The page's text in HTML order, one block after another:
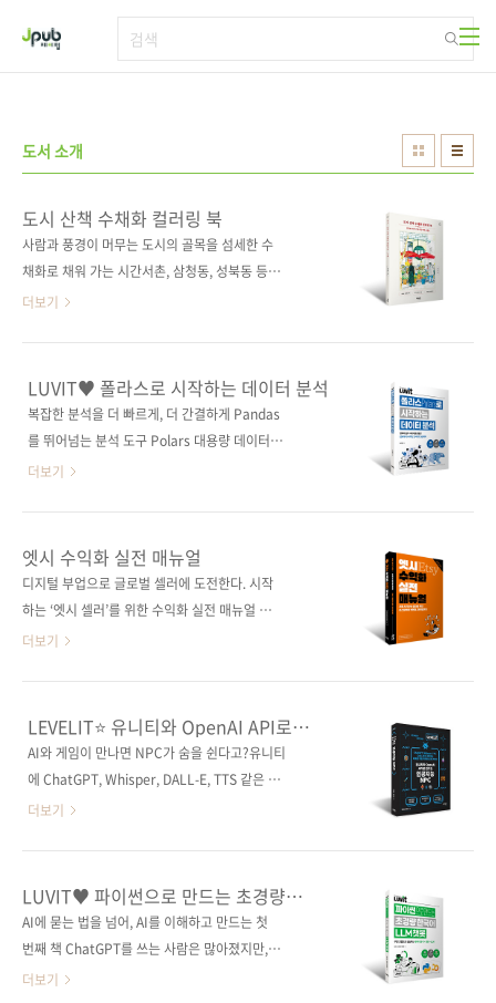
도서 소개
도시 산책 수채화 컬러링 북
사람과 풍경이 머무는 도시의 골목을 섬세한 수
채화로 채워 가는 시간서촌, 삼청동, 성북동 등
서울의 거리에서 마주한 장면을 수채화로 담았
따뜻한 시선이 스며 있습니다. 고즈넉한 한옥과
나란히 늘어선 화분들, 활기차게 피어난 꽃들이
반기는 길, 저마다의 사연을 간직한 인물들의 온
곳곳의 작은 이야기들이 자연스레 펼쳐집니다.
골목을 산책하듯 여러분만의 속도로 천천히 색
[교보문고] [도서11번가] [알라딘] [예스이십사]
[쿠팡] 출판사 제이펍도서명 도시 산책 수채화
컬러링 북부제 인물과 풍경이 어우러진 어반 스
케..
더보기
LUVIT♥ 폴라스로 시작하는 데이터 분석
복잡한 분석을 더 빠르게, 더 간결하게 Pandas
를 뛰어넘는 분석 도구 Polars 대용량 데이터에
서 팬더스(Pandas)의 성능과 표현력의 한계를
라스(Polars)를 중심으로 어떻게 더 빠르고 간
결한 분석이 가능한지를 실제 사례를 통해 안내
한다. 한국 박스오피스 데이터를 활용한 영화 흥
BTS, 테일러 스위프트 등 글로벌 음악 데이터 분
석 및 트렌드 파악까지 현실적인 분석 시나리오
도록 구성했다. 팬더스와의 비교를 통해 실행 속
도와 메모리 효율, 코드 표현력의 변화를 살펴보
고, 지연 평가와 병렬처리, 타입 안정성 ..
더보기
엣시 수익화 실전 매뉴얼
디지털 부업으로 글로벌 셀러에 도전한다. 시작
하는 ‘엣시 셀러’를 위한 수익화 실전 매뉴얼 북
미국 브루클린에 문을 연 글로벌 수공예 마켓 플
지난 지금, 엣시는 그림과 디자인 소스, 템플릿
등 디지털 파일 거래까지 아우르며 전 세계 최대
규모의 디지털 판매 플랫폼으로 자리 잡았다. 이
글로벌 셀러로 첫걸음을 내디딜 수 있도록 돕는
실전형 매뉴얼이다. ‘글로벌 시장에서 어떤 상품
일 상품에 적합한 아이디어 정리부터 실제 등록
화면을 기준으로 한 단계별 설명, 초보자가 가장
많이 막히는 가격 설정과 수수료 구조, 노..
더보기
LEVELIT⭐ 유니티와 OpenAI API로
만드는 인공지능 NPC
AI와 게임이 만나면 NPC가 숨을 쉰다고?유니티
에 ChatGPT, Whisper, DALL-E, TTS 같은 최
신 생성형 AI를 자연스럽게 얹어, 말을 걸면 반응
고, 목소리가 붙고, 이미지도 바로 만들어지는 과
정을 차근차근 따라갈 수 있게 꾸몄다. 유니티와
C# 기본만 알고 있어도 충분히 따라갈 수 있어
는 새로운 아이디어를 얻기 좋다. 이 책과 함께
더보기
LUVIT♥ 파이썬으로 만드는 초경량
한국어 LLM 챗봇
AI에 묻는 법을 넘어, AI를 이해하고 만드는 첫
번째 책 ChatGPT를 쓰는 사람은 많아졌지만,
‘AI가 어떻게 작동하는지’를 이해하는 사람은 여
더보기